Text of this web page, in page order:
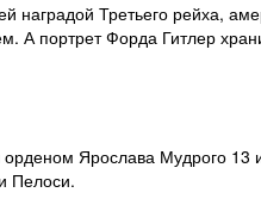
Третьего рейха,
А портрет Форда Гитлер
Ярослава Мудрого 13
Пелоси.